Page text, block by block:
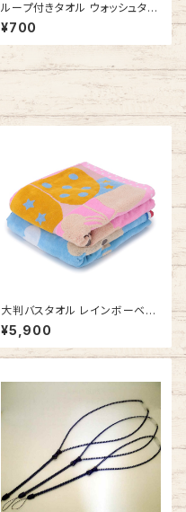
ループ付きタオル ウォッシュタオ
ル レインボーベア ゴーゴーミニ
カー 吊り下げできる 今治タオル
の日本製 車 ひも付きタオル ル
ープタオル
¥700
大判バスタオル レインボーベア
ストーリー タオルケット お昼寝
に 今治タオルの日本製
¥5,900